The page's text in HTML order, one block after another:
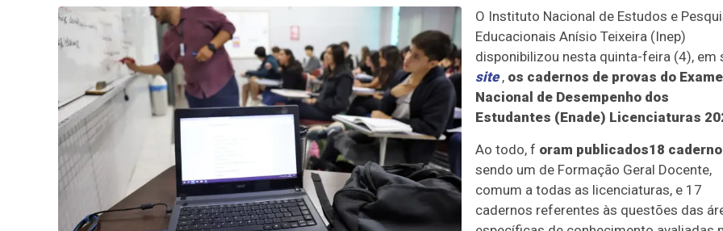
O Instituto Nacional de Estudos e
Educacionais Anísio Teixeira (Inep)
disponibilizou nesta quinta-feira (4), em
site , os cadernos de provas do Exame
Nacional de Desempenho dos
Estudantes (Enade) Licenciaturas
Ao todo, f oram publicados18
sendo um de Formação Geral Docente,
comum a todas as licenciaturas, e 17
cadernos referentes às questões das